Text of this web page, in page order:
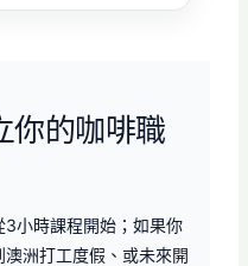
你的咖啡職
小時課程開始；如果你
洲打工度假、或未來開